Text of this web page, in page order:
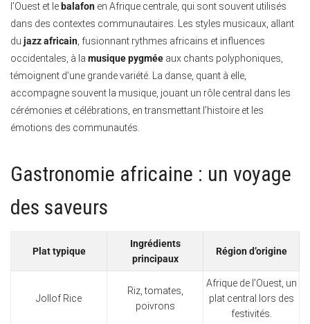
l’Ouest et le balafon en Afrique centrale, qui sont souvent utilisés
dans des contextes communautaires. Les styles musicaux, allant
du jazz africain , fusionnant rythmes africains et influences
occidentales, à la musique pygmée aux chants polyphoniques,
témoignent d’une grande variété. La danse, quant à elle,
accompagne souvent la musique, jouant un rôle central dans les
cérémonies et célébrations, en transmettant l’histoire et les
émotions des communautés.
Gastronomie africaine : un voyage
des saveurs
Plat typique
Ingrédients
principaux
Région d’origine
Jollof Rice
Riz, tomates,
poivrons
Afrique de l’Ouest, un
plat central lors des
festivités.